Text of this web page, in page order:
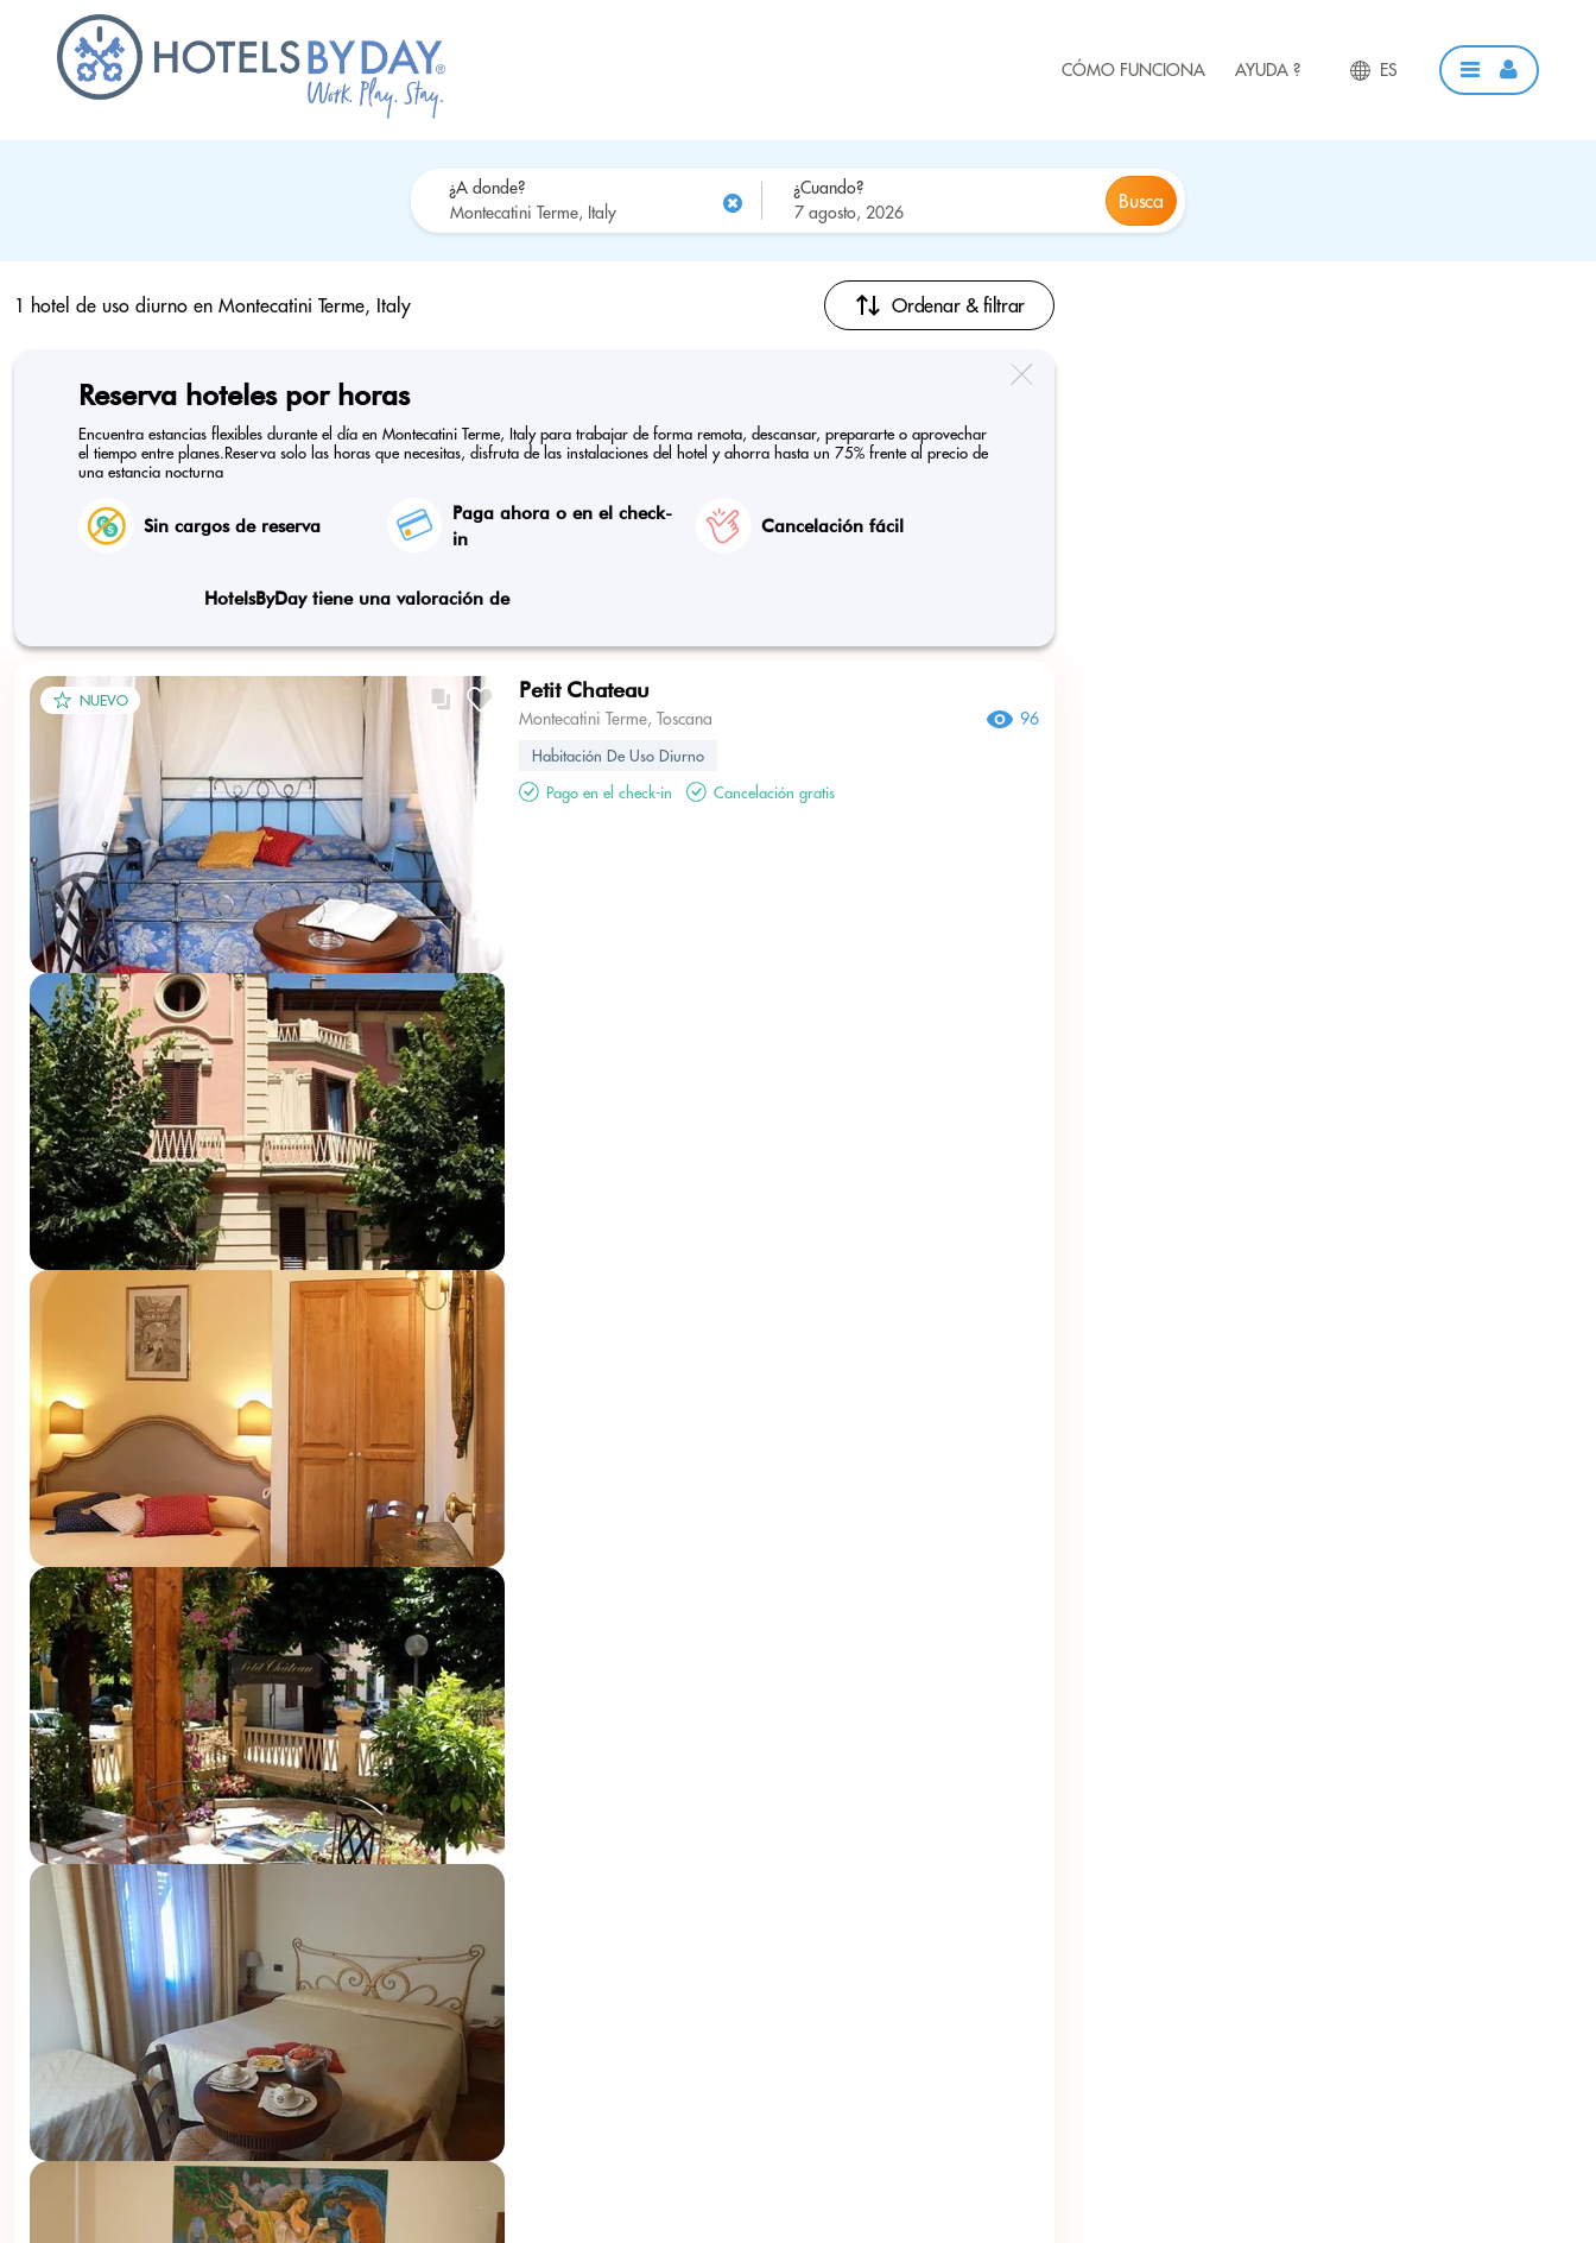
CÓMO FUNCIONA AYUDA ? ES
¿A donde? ¿Cuando?
Busca
1 hotel de uso diurno en Montecatini Terme, Italy Ordenar & filtrar
Reserva hoteles por horas
Encuentra estancias flexibles durante el día en Montecatini Terme, Italy para trabajar de forma remota, descansar, prepararte o aprovechar
el tiempo entre planes.Reserva solo las horas que necesitas, disfruta de las instalaciones del hotel y ahorra hasta un 75% frente al precio de
una estancia nocturna
Sin cargos de reserva
Paga ahora o en el check-
in
Cancelación fácil
HotelsByDay tiene una valoración de
NUEVO Petit Chateau
Montecatini Terme, Toscana 96
Habitación De Uso Diurno
Pago en el check-in
Cancelación gratis